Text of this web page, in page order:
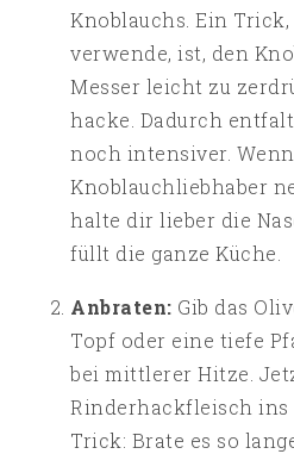
Knoblauchs. Ein
verwende, ist, den
Messer leicht zu
hacke. Dadurch
noch intensiver.
Knoblauchliebhaber
halte dir lieber die
füllt die ganze Küche.
Anbraten: Gib das
Topf oder eine tiefe
bei mittlerer Hitze.
Rinderhackfleisch ins
Trick: Brate es so